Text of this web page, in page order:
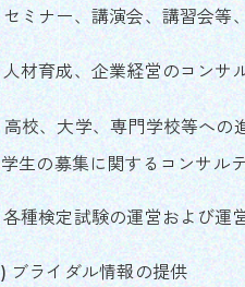
セミナー、講演会、講習会等
人材育成、企業経営のコンサ
高校、大学、専門学校等への
学生の募集に関するコンサル
各種検定試験の運営および運
ブライダル情報の提供